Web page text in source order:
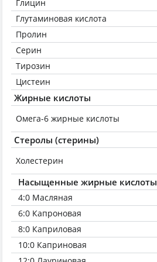
Глицин
Глутаминовая кислота
Пролин
Серин
Тирозин
Цистеин
Жирные кислоты
Омега-6 жирные кислоты
Стеролы (стерины)
Холестерин
Насыщенные жирные кислоты
4:0 Масляная
6:0 Капроновая
8:0 Каприловая
10:0 Каприновая